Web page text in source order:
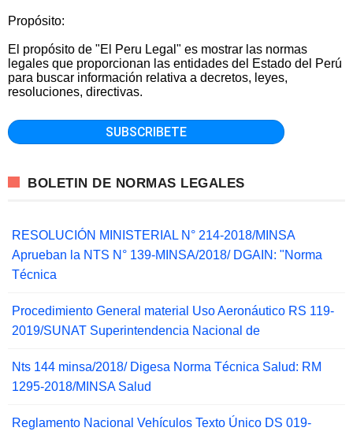
Propósito:
El propósito de "El Peru Legal" es mostrar las normas
legales que proporcionan las entidades del Estado del Perú
para buscar información relativa a decretos, leyes,
resoluciones, directivas.
BOLETIN DE NORMAS LEGALES
RESOLUCIÓN MINISTERIAL N° 214-2018/MINSA
Aprueban la NTS N° 139-MINSA/2018/ DGAIN: "Norma
Técnica
Procedimiento General material Uso Aeronáutico RS 119-
2019/SUNAT Superintendencia Nacional de
Nts 144 minsa/2018/ Digesa Norma Técnica Salud: RM
1295-2018/MINSA Salud
Reglamento Nacional Vehículos Texto Único DS 019-